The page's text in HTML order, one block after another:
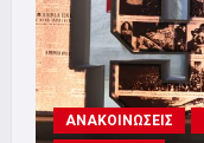
ΑΝΑΚΟΙΝΩΣΕΙΣ